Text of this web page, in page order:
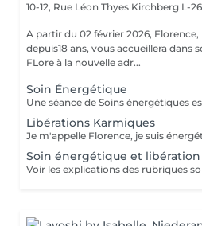
10-12, Rue Léon Thyes Kirchberg L-
A partir du 02 février 2026, Florence, riche de son expérience
depuis18 ans, vous accueillera dans
FLore à la nouvelle adr...
Soin Énergétique
Libérations Karmiques
Soin énergétique et